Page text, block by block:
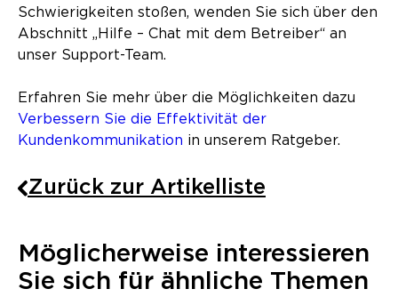
Schwierigkeiten stoßen, wenden Sie sich über den
Abschnitt „Hilfe – Chat mit dem Betreiber“ an
unser Support-Team.
Erfahren Sie mehr über die Möglichkeiten dazu
Verbessern Sie die Effektivität der
Kundenkommunikation in unserem Ratgeber.
Zurück zur Artikelliste
Möglicherweise interessieren
Sie sich für ähnliche Themen